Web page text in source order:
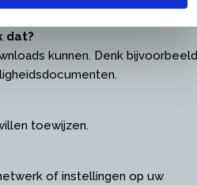
dat?
kunnen. Denk bijvoorbeeld
toewijzen.
of instellingen op uw